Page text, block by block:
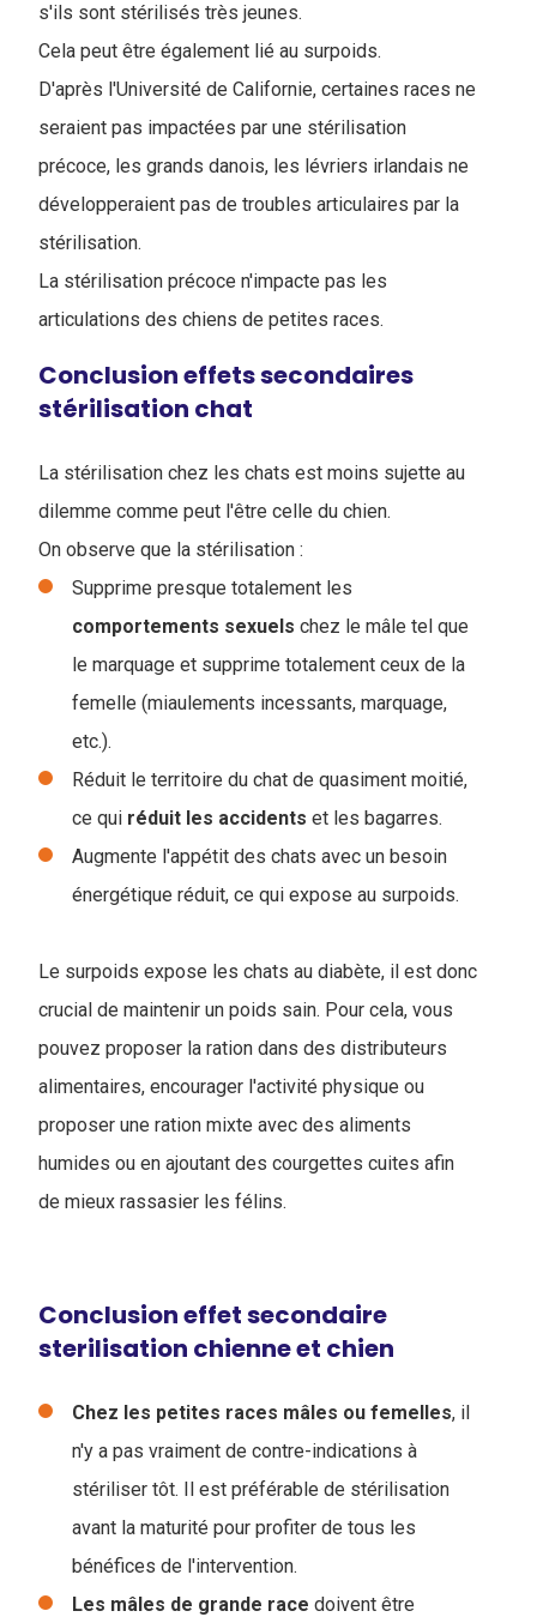
s'ils sont stérilisés très jeunes.
Cela peut être également lié au surpoids.
D'après l'Université de Californie, certaines races ne
seraient pas impactées par une stérilisation
précoce, les grands danois, les lévriers irlandais ne
développeraient pas de troubles articulaires par la
stérilisation.
La stérilisation précoce n'impacte pas les
articulations des chiens de petites races.
Conclusion effets secondaires
stérilisation chat
La stérilisation chez les chats est moins sujette au
dilemme comme peut l'être celle du chien.
On observe que la stérilisation :
Supprime presque totalement les
comportements sexuels chez le mâle tel que
le marquage et supprime totalement ceux de la
femelle (miaulements incessants, marquage,
etc.).
Réduit le territoire du chat de quasiment moitié,
ce qui réduit les accidents et les bagarres.
Augmente l'appétit des chats avec un besoin
énergétique réduit, ce qui expose au surpoids.
Le surpoids expose les chats au diabète, il est donc
crucial de maintenir un poids sain. Pour cela, vous
pouvez proposer la ration dans des distributeurs
alimentaires, encourager l'activité physique ou
proposer une ration mixte avec des aliments
humides ou en ajoutant des courgettes cuites afin
de mieux rassasier les félins.
Conclusion effet secondaire
sterilisation chienne et chien
Chez les petites races mâles ou femelles, il
n'y a pas vraiment de contre-indications à
stériliser tôt. Il est préférable de stérilisation
avant la maturité pour profiter de tous les
bénéfices de l'intervention.
Les mâles de grande race doivent être